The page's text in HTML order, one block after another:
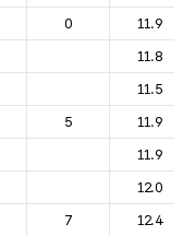
0
11.9
11.8
11.5
5
11.9
11.9
12.0
7
12.4